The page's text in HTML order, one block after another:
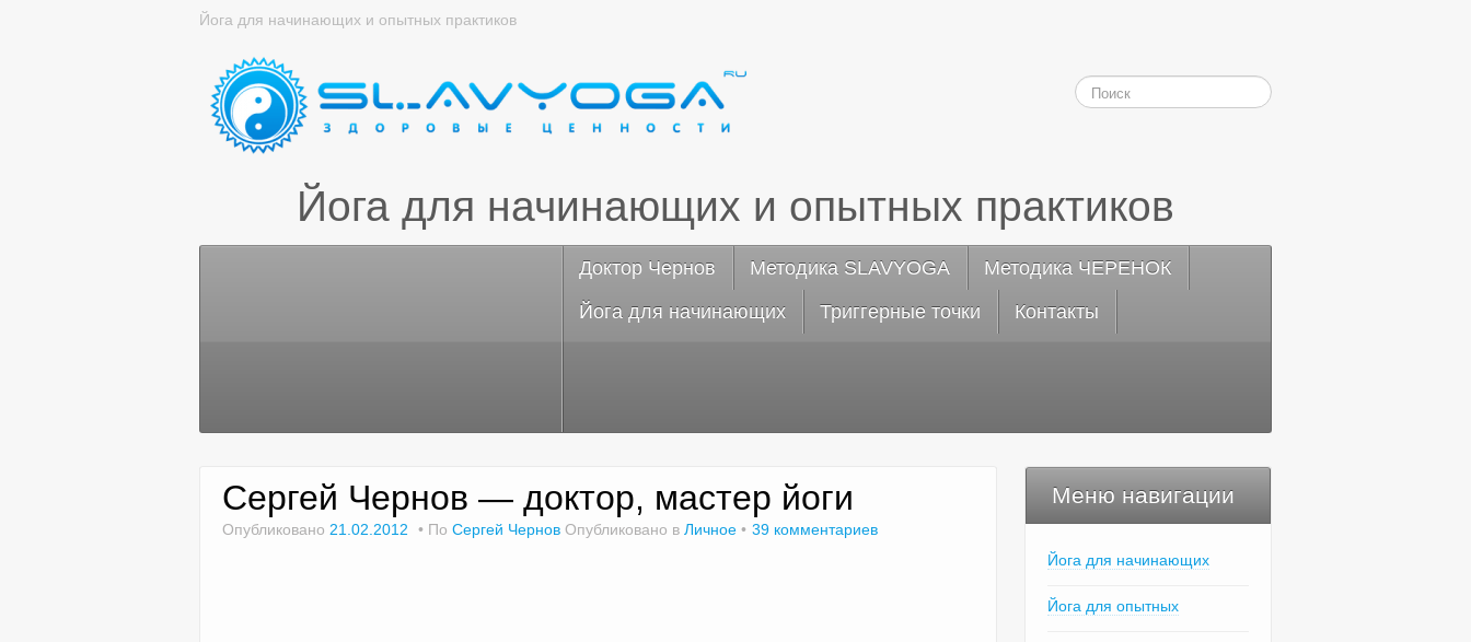
Йога для начинающих и опытных практиков
Йога для начинающих и опытных практиков
Доктор Чернов Методика SLAVYOGA
Методика ЧЕРЕНОК
Йога для начинающих
Триггерные точки Контакты
Сергей Чернов — доктор, мастер йоги
Опубликовано 21.02.2012 По Сергей Чернов Опубликовано в Личное 39 комментариев
Меню навигации
Йога для начинающих
Йога для опытных